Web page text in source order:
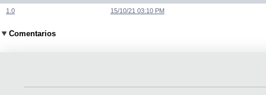
1.0 15/10/21 03:10 PM
Comentarios